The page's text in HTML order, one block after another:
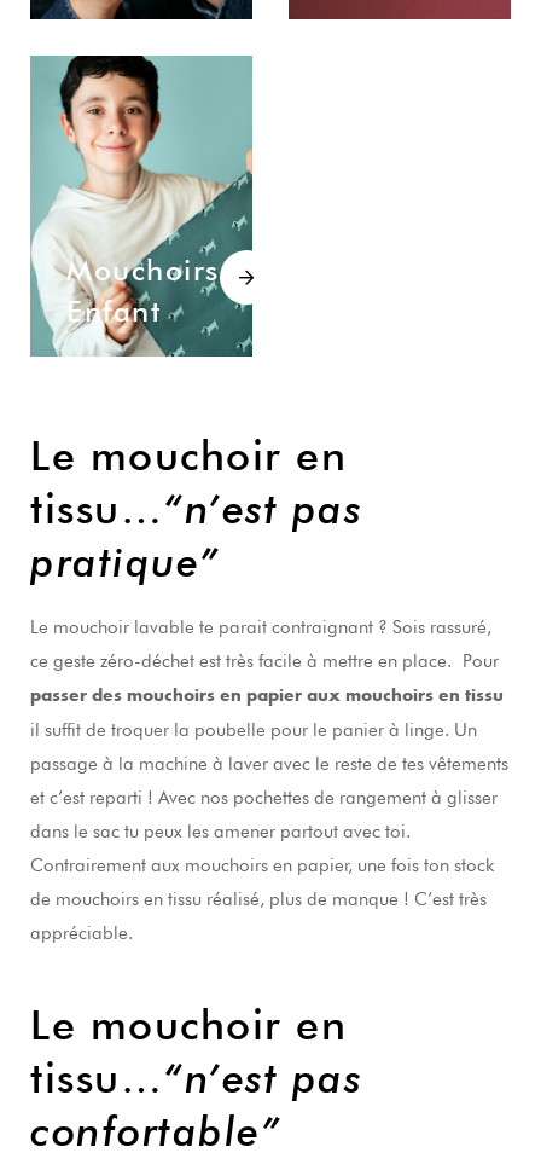
Mouchoirs
Enfant
Le mouchoir en
tissu…“n’est pas
pratique”
Le mouchoir lavable te parait contraignant ? Sois rassuré,
ce geste zéro-déchet est très facile à mettre en place. Pour
passer des mouchoirs en papier aux mouchoirs en tissu
il suffit de troquer la poubelle pour le panier à linge. Un
passage à la machine à laver avec le reste de tes vêtements
et c’est reparti ! Avec nos pochettes de rangement à glisser
dans le sac tu peux les amener partout avec toi.
Contrairement aux mouchoirs en papier, une fois ton stock
de mouchoirs en tissu réalisé, plus de manque ! C’est très
appréciable.
Le mouchoir en
tissu…“n’est pas
confortable”